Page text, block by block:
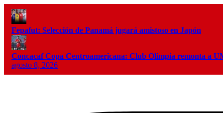
Fepafut: Selección de Panamá jugará amistoso en Japón
Concacaf Copa Centroamericana: Club Olimpia remonta a
agosto 8, 2026